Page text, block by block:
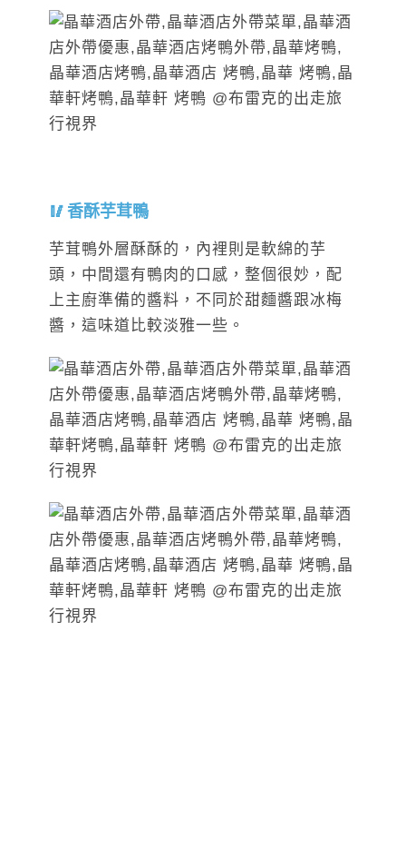
香酥芋茸鴨
芋茸鴨外層酥酥的，內裡則是軟綿的芋
頭，中間還有鴨肉的口感，整個很妙，配
上主廚準備的醬料，不同於甜麵醬跟冰梅
醬，這味道比較淡雅一些。